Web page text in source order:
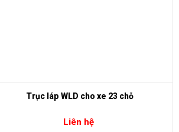
Thước lái Eagle 1 đầu
Liên hệ